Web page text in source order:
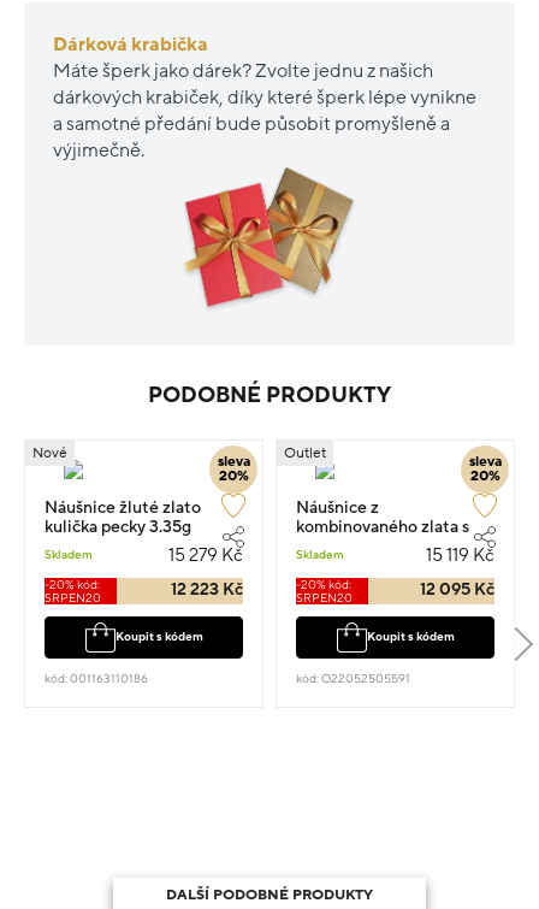
Dárková krabička
Máte šperk jako dárek? Zvolte jednu z našich
dárkových krabiček, díky které šperk lépe vynikne
a samotné předání bude působit promyšleně a
výjimečně.
PODOBNÉ PRODUKTY
sleva
20%
Nové
Náušnice žluté zlato
kulička pecky 3.35g
Skladem 15 279 Kč
-20% kód:
SRPEN20
12 223 Kč
Koupit s kódem
kód: 001163110186
sleva
20%
Outlet
Náušnice z
kombinovaného zlata s
almandinem a zirkony
1.1cm 4g
Skladem 15 119 Kč
-20% kód:
SRPEN20
12 095 Kč
Koupit s kódem
kód: O22052505591
DALŠÍ PODOBNÉ PRODUKTY